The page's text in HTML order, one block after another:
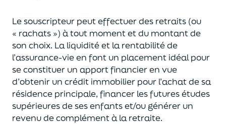
Le souscripteur peut effectuer des retraits (ou
« rachats ») à tout moment et du montant de
son choix. Laliquiditéet la rentabilité de
l’assurance-vie en font un placement idéal pour
se constituer un apport financier en vue
d’obtenir un crédit immobilier pour l’achat desa
résidence principale, financer les futures études
supérieures de ses enfantset/ou générer un
revenu de complément à la retraite.